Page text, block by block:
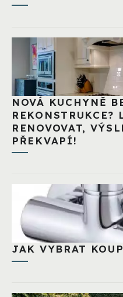
NOVÁ KUCHYNĚ
REKONSTRUKCE?
RENOVOVAT,
PŘEKVAPÍ!
JAK VYBRAT